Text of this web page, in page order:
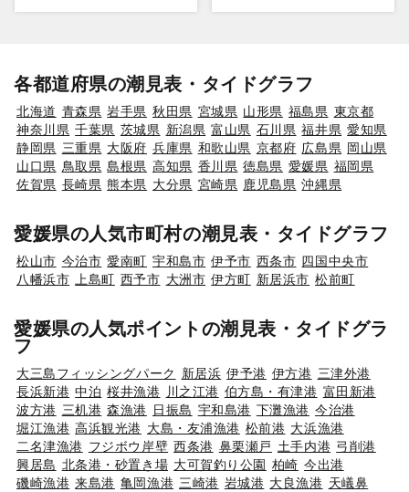
各都道府県の潮見表・タイドグラフ
北海道 青森県 岩手県 秋田県 宮城県 山形県 福島県 東京都
神奈川県 千葉県 茨城県 新潟県 富山県 石川県 福井県 愛知県
静岡県 三重県 大阪府 兵庫県 和歌山県 京都府 広島県 岡山県
山口県 鳥取県 島根県 高知県 香川県 徳島県 愛媛県 福岡県
佐賀県 長崎県 熊本県 大分県 宮崎県 鹿児島県 沖縄県
愛媛県の人気市町村の潮見表・タイドグラフ
松山市 今治市 愛南町 宇和島市 伊予市 西条市 四国中央市
八幡浜市
上島町 西予市 大洲市 伊方町 新居浜市 松前町
愛媛県の人気ポイントの潮見表・タイドグラ
フ
大三島フィッシングパーク 新居浜 伊予港 伊方港 三津外港
長浜新港 中泊 桜井漁港 川之江港 伯方島・有津港 富田新港
波方港 三机港 森漁港 日振島 宇和島港 下灘漁港 今治港
堀江漁港 高浜観光港 大島・友浦漁港 松前港 大浜漁港
二名津漁港 フジボウ岸壁 西条港 鼻栗瀬戸 土手内港 弓削港
興居島 北条港・砂置き場 大可賀釣り公園 柏崎 今出港
磯崎漁港 来島港 亀岡漁港 三崎港 岩城港 大良漁港 天嶬鼻